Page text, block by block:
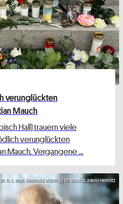
verunglückten
Mauch
Hall) trauern viele
verunglückten
Mauch. Vergangene …
h. c. mult. Reinhold Würth (c) tm Studios, Mario Heinritz